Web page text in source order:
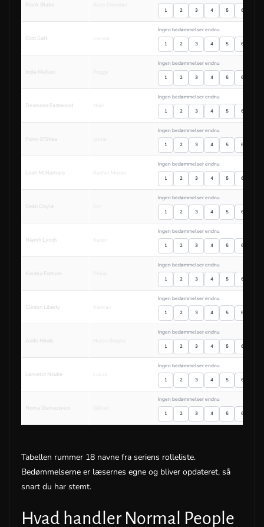
Frank Blake
1 2 3 4 5 6
Eliot Salt Joanna
Ingen bedømmelser endnu
1 2 3 4 5 6
India Mullen
Ingen bedømmelser endnu
1 2 3 4 5 6
Desmond Eastwood Niall
Ingen bedømmelser endnu
1 2 3 4 5 6
Fionn O’Shea
Ingen bedømmelser endnu
1 2 3 4 5 6
Leah McNamara Rachel Moran
Ingen bedømmelser endnu
1 2 3 4 5 6
Seán Doyle
Ingen bedømmelser endnu
1 2 3 4 5 6
Niamh Lynch Karen
Ingen bedømmelser endnu
1 2 3 4 5 6
Kwaku Fortune
Ingen bedømmelser endnu
1 2 3 4 5 6
Clinton Liberty Kiernan
Ingen bedømmelser endnu
1 2 3 4 5 6
Aoife Hinds
Ingen bedømmelser endnu
1 2 3 4 5 6
Lancelot Ncube Lukas
Ingen bedømmelser endnu
1 2 3 4 5 6
Noma Dumezweni
Ingen bedømmelser endnu
1 2 3 4 5 6
Tabellen rummer 18 navne fra seriens rolleliste.
Bedømmelserne er læsernes egne og bliver opdateret, så
snart du har stemt.
Hvad handler Normal People